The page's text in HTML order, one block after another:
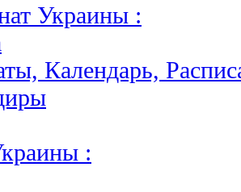
Украины :
Календарь,
: